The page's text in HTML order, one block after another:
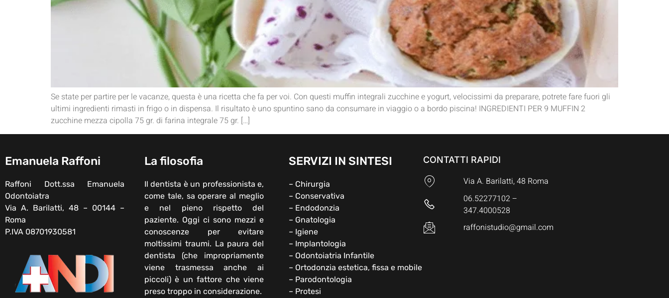
Se state per partire per le vacanze, questa è una ricetta che fa per voi. Con questi muffin integrali zucchine e yogurt, velocissimi da preparare, potrete fare fuori gli
ultimi ingredienti rimasti in frigo o in dispensa. Il risultato è uno spuntino sano da consumare in viaggio o a bordo piscina! INGREDIENTI PER 9 MUFFIN 2
zucchine mezza cipolla 75 gr. di farina integrale 75 gr. […]
Emanuela Raffoni
Raffoni Dott.ssa Emanuela
Odontoiatra
Via A. Barilatti, 48 – 00144 –
Roma
P.IVA 08701930581
La filosofia
Il dentista è un professionista e,
come tale, sa operare al meglio
e nel pieno rispetto del
paziente. Oggi ci sono mezzi e
conoscenze per evitare
moltissimi traumi. La paura del
dentista (che impropriamente
viene trasmessa anche ai
piccoli) è un fattore che viene
preso troppo in considerazione.
SERVIZI IN SINTESI
– Chirurgia
– Conservativa
– Endodonzia
– Gnatologia
– Igiene
– Implantologia
– Odontoiatria Infantile
– Ortodonzia estetica, fissa e mobile
– Parodontologia
– Protesi
CONTATTI RAPIDI
Via A. Barilatti, 48 Roma
06.52277102 –
347.4000528
raffonistudio@gmail.com